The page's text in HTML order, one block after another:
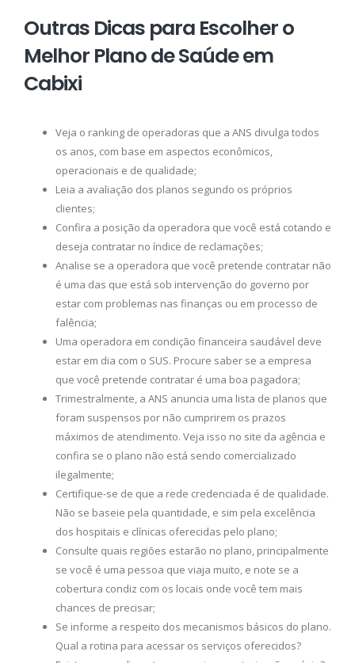
Outras Dicas para Escolher o
Melhor Plano de Saúde em
Cabixi
Veja o ranking de operadoras que a ANS divulga todos
os anos, com base em aspectos econômicos,
operacionais e de qualidade;
Leia a avaliação dos planos segundo os próprios
clientes;
Confira a posição da operadora que você está cotando e
deseja contratar no índice de reclamações;
Analise se a operadora que você pretende contratar não
é uma das que está sob intervenção do governo por
estar com problemas nas finanças ou em processo de
falência;
Uma operadora em condição financeira saudável deve
estar em dia com o SUS. Procure saber se a empresa
que você pretende contratar é uma boa pagadora;
Trimestralmente, a ANS anuncia uma lista de planos que
foram suspensos por não cumprirem os prazos
máximos de atendimento. Veja isso no site da agência e
confira se o plano não está sendo comercializado
ilegalmente;
Certifique-se de que a rede credenciada é de qualidade.
Não se baseie pela quantidade, e sim pela excelência
dos hospitais e clínicas oferecidas pelo plano;
Consulte quais regiões estarão no plano, principalmente
se você é uma pessoa que viaja muito, e note se a
cobertura condiz com os locais onde você tem mais
chances de precisar;
Se informe a respeito dos mecanismos básicos do plano.
Qual a rotina para acessar os serviços oferecidos?